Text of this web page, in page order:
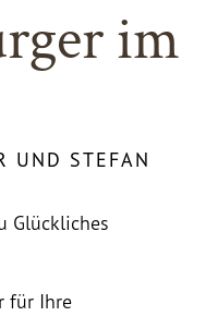
im
UND STEFAN
Glückliches
für Ihre